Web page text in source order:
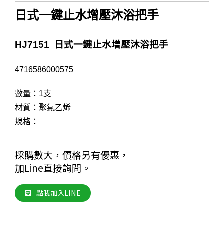
日式一鍵止水增壓沐浴把手
HJ7151 日式一鍵止水增壓沐浴把手
4716586000575
數量：1支
材質：聚氯乙烯
規格：
採購數大，價格另有優惠，
加Line直接詢問。
點我加入LINE